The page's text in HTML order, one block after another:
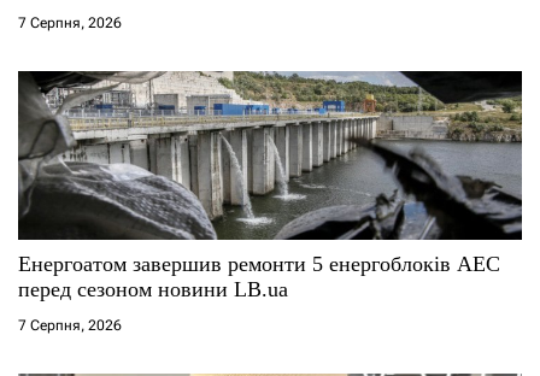
7 Серпня, 2026
Енергоатом завершив ремонти 5 енергоблоків АЕС
перед сезоном новини LB.ua
7 Серпня, 2026